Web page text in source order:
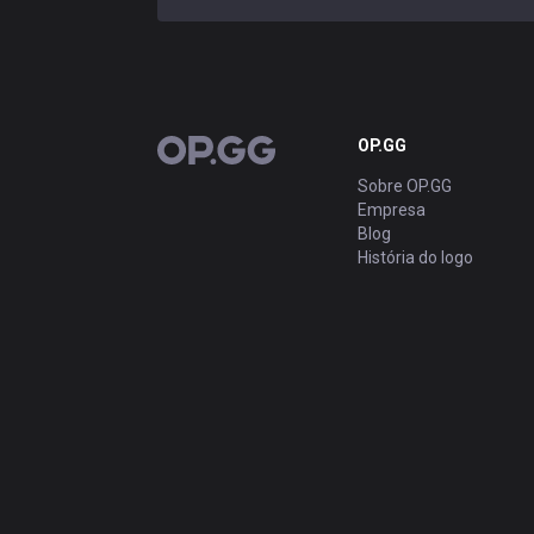
OP.GG OP.GG
Sobre OP.GG
Empresa
Blog
História do logo